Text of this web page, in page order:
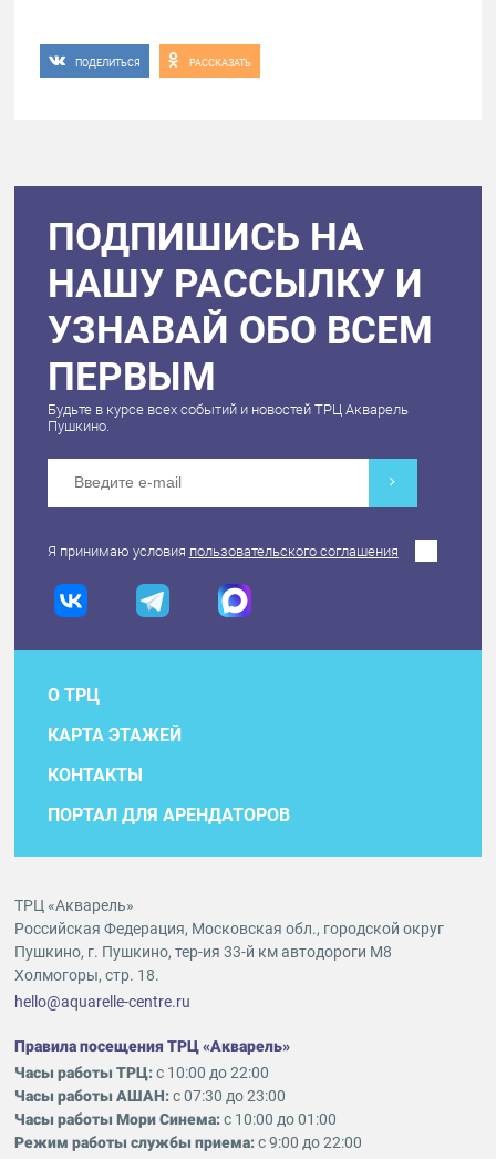
ПОДЕЛИТЬСЯ РАССКАЗАТЬ
ПОДПИШИСЬ НА
НАШУ РАССЫЛКУ И
УЗНАВАЙ ОБО ВСЕМ
ПЕРВЫМ
Будьте в курсе всех событий и новостей ТРЦ Акварель
Пушкино.
Я принимаю условия пользовательского соглашения
О ТРЦ
КАРТА ЭТАЖЕЙ
КОНТАКТЫ
ПОРТАЛ ДЛЯ АРЕНДАТОРОВ
ТРЦ «Акварель»
Российская Федерация, Московская обл., городской округ
Пушкино, г. Пушкино, тер-ия 33-й км автодороги М8
Холмогоры, стр. 18.
hello@aquarelle-centre.ru
Правила посещения ТРЦ «Акварель»
Часы работы ТРЦ:с 10:00 до 22:00
Часы работы АШАН:с 07:30 до 23:00
Часы работы Мори Синема:с 10:00 до 01:00
Режим работы службы приема:с 9:00 до 22:00